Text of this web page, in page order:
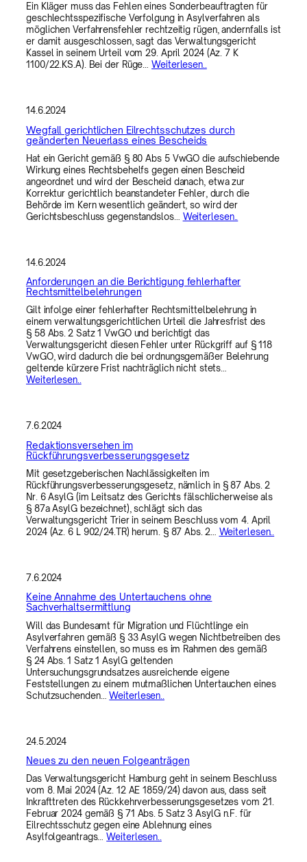
Ein Kläger muss das Fehlen eines Sonderbeauftragten für
geschlechtsspezifische Verfolgung in Asylverfahren als
möglichen Verfahrensfehler rechtzeitig rügen, andernfalls ist
er damit ausgeschlossen, sagt das Verwaltungsgericht
Kassel in seinem Urteil vom 29. April 2024 (Az. 7 K
1100/22.KS.A). Bei der Rüge…Weiterlesen..
14.6.2024
Wegfall gerichtlichen Eilrechtsschutzes durch
geänderten Neuerlass eines Bescheids
Hat ein Gericht gemäß § 80 Abs 5 VwGO die aufschiebende
Wirkung eines Rechtsbehelfs gegen einen Bescheid
angeordnet und wird der Bescheid danach, etwa zur
Korrektur gerichtlich beanstandeter Fehler, durch die
Behörde im Kern wesentlich geändert, so wird der
Gerichtsbeschluss gegenstandslos… Weiterlesen..
14.6.2024
Anforderungen an die Berichtigung fehlerhafter
Rechtsmittelbelehrungen
Gilt infolge einer fehlerhafter Rechtsmittelbelehrung in
einem verwaltungsgerichtlichen Urteil die Jahresfrist des
§ 58 Abs. 2 Satz 1 VwGO und berichtigt das
Verwaltungsgericht diesen Fehler unter Rückgriff auf § 118
VwGO, wird dadurch die bei ordnungsgemäßer Belehrung
geltende kürzere Frist nachträglich nicht stets…
Weiterlesen..
7.6.2024
Redaktionsversehen im
Rückführungsverbesserungsgesetz
Mit gesetzgeberischen Nachlässigkeiten im
Rückführungsverbesserungsgesetz, nämlich in § 87 Abs. 2
Nr. 6 AsylG (im Leitsatz des Gerichts fälschlicherweise als
§ 87a AsylG bezeichnet), schlägt sich das
Verwaltungsgericht Trier in seinem Beschluss vom 4. April
2024 (Az. 6 L 902/24.TR) herum. § 87 Abs. 2… Weiterlesen..
7.6.2024
Keine Annahme des Untertauchens ohne
Sachverhaltsermittlung
Will das Bundesamt für Migration und Flüchtlinge ein
Asylverfahren gemäß § 33 AsylG wegen Nichtbetreiben des
Verfahrens einstellen, so muss es im Rahmen des gemäß
§ 24 Abs. 1 Satz 1 AsylG geltenden
Untersuchungsgrundsatzes ausreichende eigene
Feststellungen zu einem mutmaßlichen Untertauchen eines
Schutzsuchenden…Weiterlesen..
24.5.2024
Neues zu den neuen Folgeanträgen
Das Verwaltungsgericht Hamburg geht in seinem Beschluss
vom 8. Mai 2024 (Az. 12 AE 1859/24) davon aus, dass seit
Inkrafttreten des Rückkehrverbesserungsgesetzes vom 21.
Februar 2024 gemäß § 71 Abs. 5 Satz 3 AsylG n.F. für
Eilrechtsschutz gegen eine Ablehnung eines
Asylfolgeantrags…Weiterlesen..